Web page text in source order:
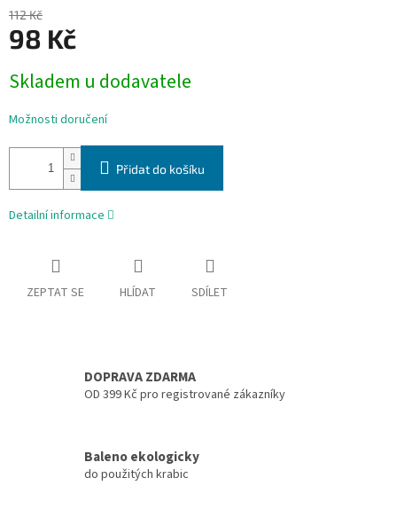
112 Kč
98 Kč
cena:
Skladem u dodavatele
Možnosti doručení
Přidat do košíku
Detailní informace
ZEPTAT SE HLÍDAT SDÍLET
DOPRAVA ZDARMA
OD 399 Kč pro registrované zákazníky
Baleno ekologicky
do použitých krabic